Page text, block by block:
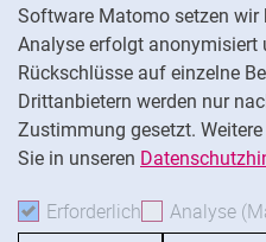
Software Matomo setzen wir
Analyse erfolgt anonymisiert
Rückschlüsse auf einzelne
Drittanbietern werden nur
Zustimmung gesetzt.
Sie in unseren
Erforderlich Erforderliche
Analyse
Datenschutz
Barrierefreiheit
Transparenter KI-Einsatz
Impressum